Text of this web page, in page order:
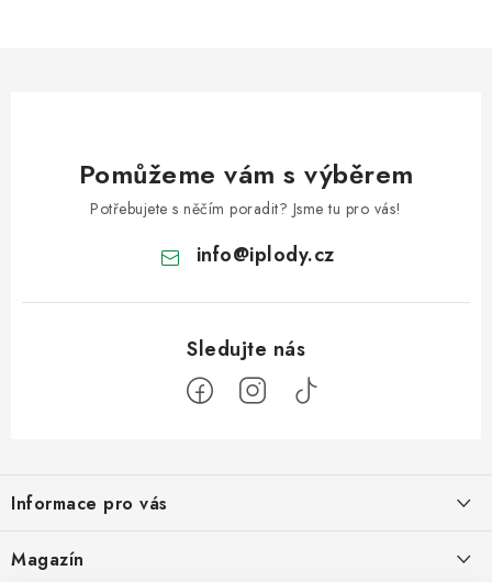
Pomůžeme vám s výběrem
Potřebujete s něčím poradit? Jsme tu pro vás!
info@iplody.cz
p
a
Informace pro vás
Doprava a platba
Magazín